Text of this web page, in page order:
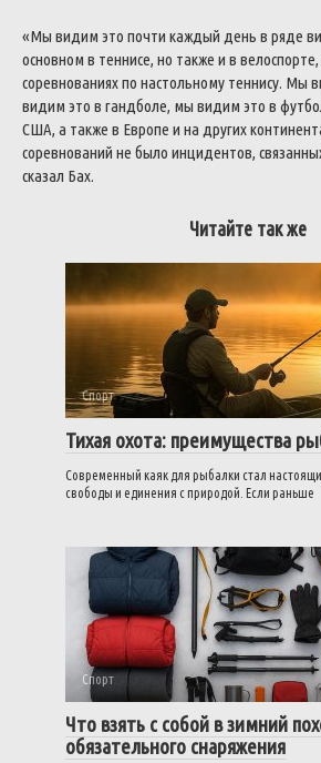
«Мы видим это почти каждый день в ряде
основном в теннисе, но также и в
соревнованиях по настольному теннису. Мы
видим это в гандболе, мы видим это в
США, а также в Европе и на других
соревнований не было инцидентов,
сказал Бах.
Читайте так же
Спорт
Тихая охота: преимущества
Современный каяк для рыбалки стал
свободы и единения с природой. Если раньше
Спорт
Что взять с собой в зимний
обязательного снаряжения